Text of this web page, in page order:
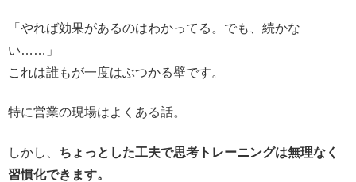
「やれば効果があるのはわかってる。でも、続かな
い……」
これは誰もが一度はぶつかる壁です。
特に営業の現場はよくある話。
しかし、 ちょっとした工夫で思考トレーニングは無理なく
習慣化できます。